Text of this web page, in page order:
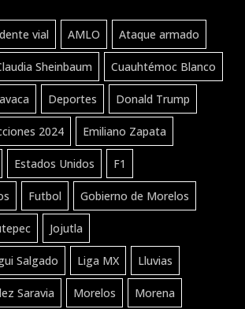
vial AMLO Ataque armado
Sheinbaum Cuauhtémoc Blanco
Deportes Donald Trump
2024 Emiliano Zapata
Estados Unidos F1
Futbol Gobierno de Morelos
Jojutla
Salgado Liga MX Lluvias
Saravia Morelos Morena